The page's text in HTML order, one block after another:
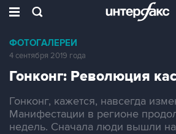
ФОТОГАЛЕРЕИ
4 сентября 2019 года
Гонконг: Революция
Гонконг, кажется, навсегда
Манифестации в регионе
недель. Сначала люди вышли